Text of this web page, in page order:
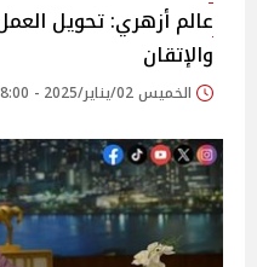
عالم أزهري: تحويل
والإتقان‎
الخميس 02/يناير/2025 - 08:00 م